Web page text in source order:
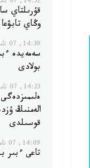
قۇرىلتاي
وڭاي
14:39, 07 تامىز 2026
سەمەيدە
بولادى
14:23, 07 تامىز 2026
الەمنىڭ
قوسىلدى
14:09, 07 تامىز 2026
تاعى ءبىر